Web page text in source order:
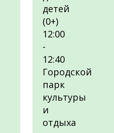
детей
(0+)
12:00
-
12:40
Городской
парк
культуры
и
отдыха